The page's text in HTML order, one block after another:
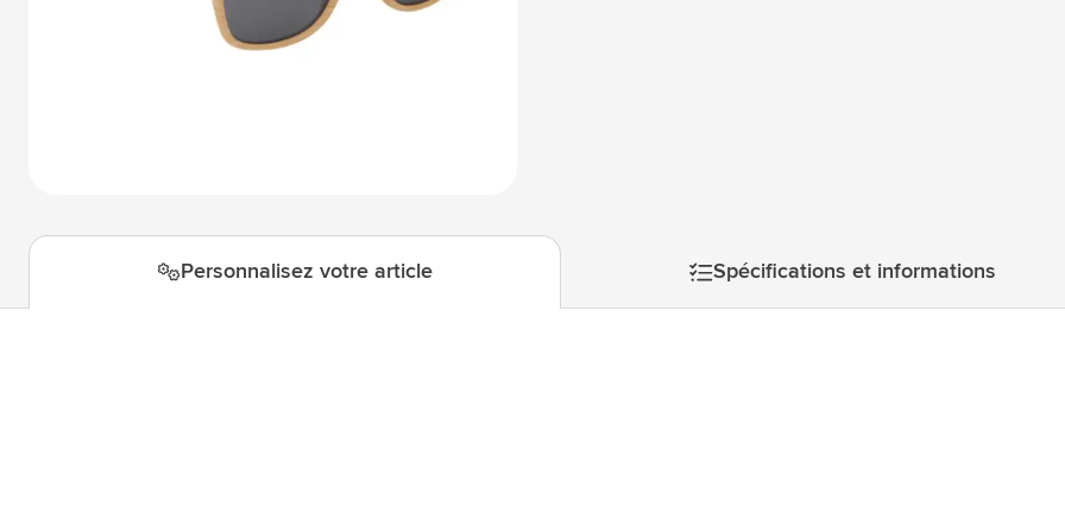
Afficher le sous-menu pour la catégorie Technologie & gadgets
Outils & Déplacements
Afficher le sous-menu pour la catégorie Outils & Déplacements
Personnalisez votre article Spécifications et informations